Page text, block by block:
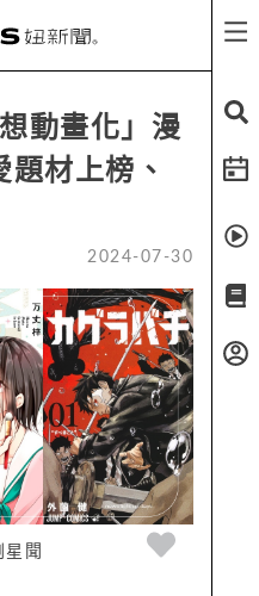
動畫化」漫
材上榜、
2024-07-30
星聞